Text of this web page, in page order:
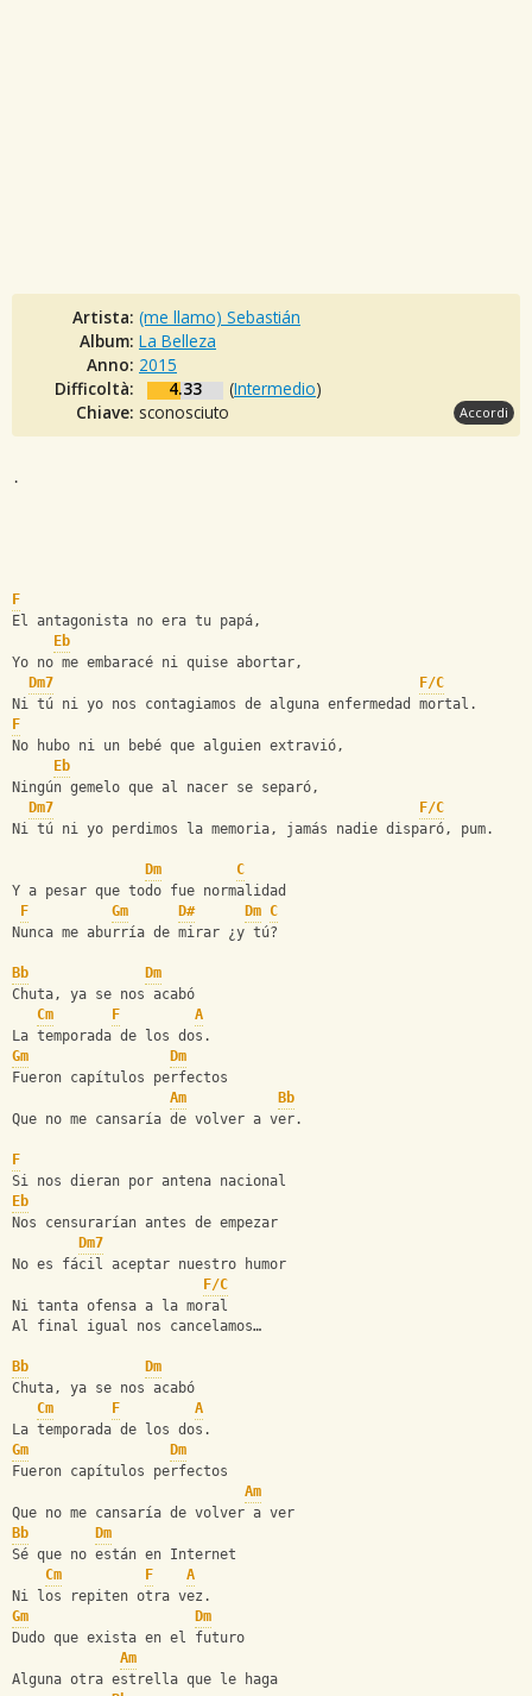
Artista: (me llamo) Sebastián
Album: La Belleza
Anno: 2015
Difficoltà:
4.33 (Intermedio)
Chiave: sconosciuto Accordi
.
F
El antagonista no era tu papá,
Eb
Yo no me embaracé ni quise abortar,
Dm7
F/C
Ni tú ni yo nos contagiamos de alguna enfermedad mortal.
F
No hubo ni un bebé que alguien extravió,
Eb
Ningún gemelo que al nacer se separó,
Dm7
F/C
Ni tú ni yo perdimos la memoria, jamás nadie disparó, pum.
Dm
C
Y a pesar que todo fue normalidad
F
Gm D# Dm C
Nunca me aburría de mirar ¿y tú?
Bb
Dm
Chuta, ya se nos acabó
Cm
F
A
La temporada de los dos.
Gm
Dm
Fueron capítulos perfectos
Am
Bb
Que no me cansaría de volver a ver.
F
Si nos dieran por antena nacional
Eb
Nos censurarían antes de empezar
Dm7
No es fácil aceptar nuestro humor
F/C
Ni tanta ofensa a la moral
Al final igual nos cancelamos…
Bb
Dm
Chuta, ya se nos acabó
Cm
F
A
La temporada de los dos.
Gm
Dm
Fueron capítulos perfectos
Am
Que no me cansaría de volver a ver
Bb
Dm
Sé que no están en Internet
Cm
F
A
Ni los repiten otra vez.
Gm
Dm
Dudo que exista en el futuro
Am
Alguna otra estrella que le haga